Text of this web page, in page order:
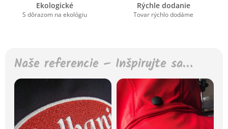
Ekologické
S dôrazom na ekológiu
Rýchle dodanie
Tovar rýchlo dodáme
Naše referencie – Inšpirujte sa…